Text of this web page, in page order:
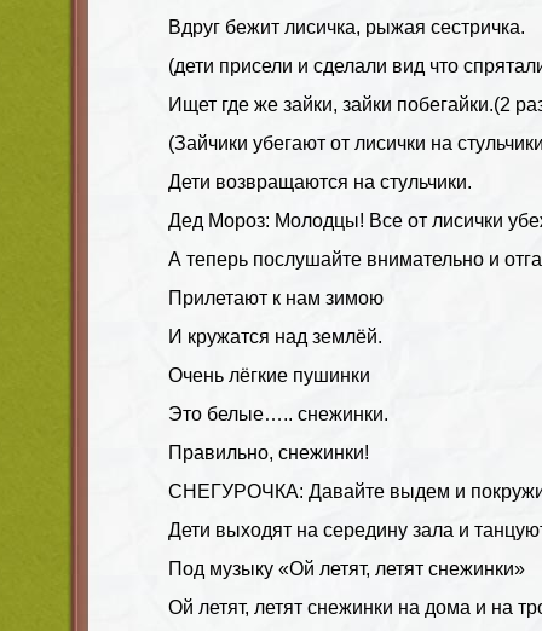
Вдруг бежит лисичка, рыжая сестричка.
(дети присели и сделали вид что
Ищет где же зайки, зайки побегайки.(2
(Зайчики убегают от лисички на
Дети возвращаются на стульчики.
Дед Мороз: Молодцы! Все от лисички
А теперь послушайте внимательно и
Прилетают к нам зимою
И кружатся над землёй.
Очень лёгкие пушинки
Это белые….. снежинки.
Правильно, снежинки!
СНЕГУРОЧКА: Давайте выдем и
Дети выходят на середину зала и
Под музыку «Ой летят, летят снежинки»
Ой летят, летят снежинки на дома и на